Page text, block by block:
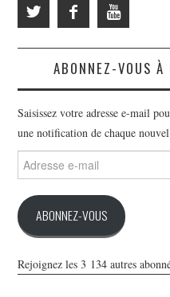
ABONNEZ-VOUS
Saisissez votre adresse e-mail
une notification de chaque
e-
ABONNEZ-VOUS
Rejoignez les 3 134 autres